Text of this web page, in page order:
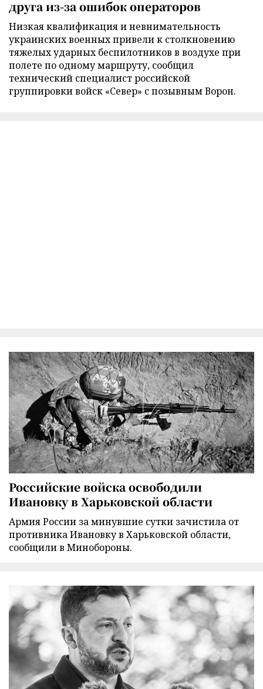
друга из-за ошибок операторов
Низкая квалификация и невнимательность
украинских военных привели к столкновению
тяжелых ударных беспилотников в воздухе при
полете по одному маршруту, сообщил
технический специалист российской
группировки войск «Север» с позывным Ворон.
Российские войска освободили
Ивановку в Харьковской области
Армия России за минувшие сутки зачистила от
противника Ивановку в Харьковской области,
сообщили в Минобороны.